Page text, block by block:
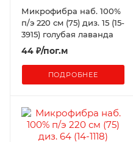
Микрофибра наб. 100%
п/э 220 см (75) диз. 15 (15-
3915) голубая лаванда
44 ₽/пог.м
ПОДРОБНЕЕ